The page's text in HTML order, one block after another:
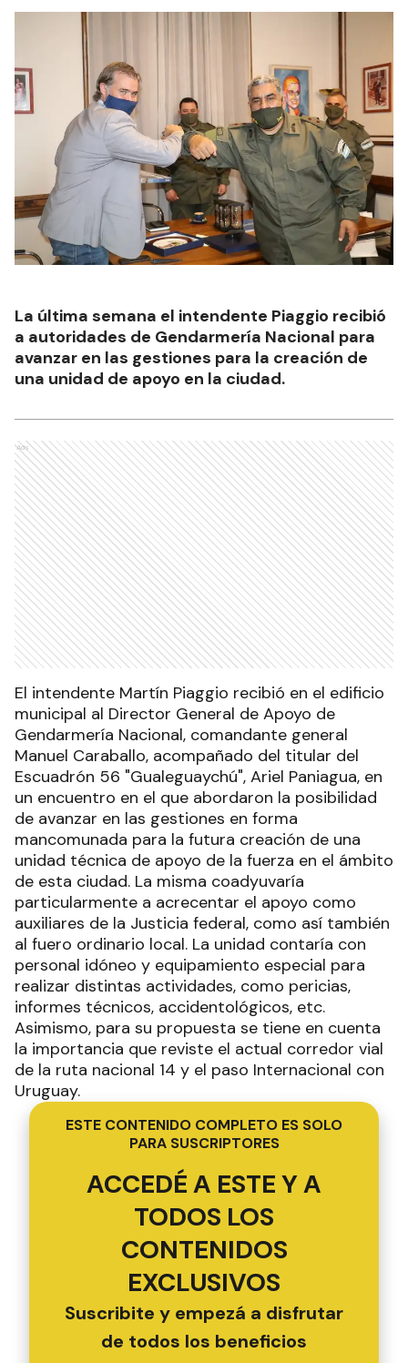
La última semana el intendente Piaggio recibió
a autoridades de Gendarmería Nacional para
avanzar en las gestiones para la creación de
una unidad de apoyo en la ciudad.
Ads
El intendente Martín Piaggio recibió en el edificio
municipal al Director General de Apoyo de
Gendarmería Nacional, comandante general
Manuel Caraballo, acompañado del titular del
Escuadrón 56 "Gualeguaychú", Ariel Paniagua, en
un encuentro en el que abordaron la posibilidad
de avanzar en las gestiones en forma
mancomunada para la futura creación de una
unidad técnica de apoyo de la fuerza en el ámbito
de esta ciudad. La misma coadyuvaría
particularmente a acrecentar el apoyo como
auxiliares de la Justicia federal, como así también
al fuero ordinario local. La unidad contaría con
personal idóneo y equipamiento especial para
realizar distintas actividades, como pericias,
informes técnicos, accidentológicos, etc.
Asimismo, para su propuesta se tiene en cuenta
la importancia que reviste el actual corredor vial
de la ruta nacional 14 y el paso Internacional con
Uruguay.
ESTE CONTENIDO COMPLETO ES SOLO
PARA SUSCRIPTORES
ACCEDÉ A ESTE Y A
TODOS LOS
CONTENIDOS
EXCLUSIVOS
Suscribite y empezá a disfrutar
de todos los beneficios